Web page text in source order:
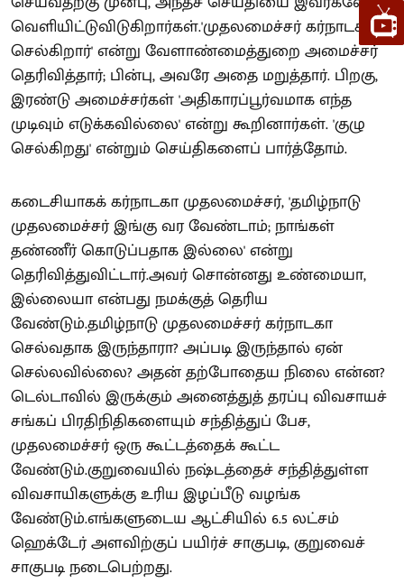
வெளியிட்டுவிடுகிறார்கள்.'முதலமைச்சர் கர்நாடகா
செல்கிறார்' என்று வேளாண்மைத்துறை அமைச்சர்
தெரிவித்தார்; பின்பு, அவரே அதை மறுத்தார். பிறகு,
இரண்டு அமைச்சர்கள் 'அதிகாரப்பூர்வமாக எந்த
முடிவும் எடுக்கவில்லை' என்று கூறினார்கள். 'குழு
செல்கிறது' என்றும் செய்திகளைப் பார்த்தோம்.
கடைசியாகக் கர்நாடகா முதலமைச்சர், 'தமிழ்நாடு
முதலமைச்சர் இங்கு வர வேண்டாம்; நாங்கள்
தண்ணீர் கொடுப்பதாக இல்லை' என்று
தெரிவித்துவிட்டார்.அவர் சொன்னது உண்மையா,
இல்லையா என்பது நமக்குத் தெரிய
வேண்டும்.தமிழ்நாடு முதலமைச்சர் கர்நாடகா
செல்வதாக இருந்தாரா? அப்படி இருந்தால் ஏன்
செல்லவில்லை? அதன் தற்போதைய நிலை என்ன?
டெல்டாவில் இருக்கும் அனைத்துத் தரப்பு விவசாயச்
சங்கப் பிரதிநிதிகளையும் சந்தித்துப் பேச,
முதலமைச்சர் ஒரு கூட்டத்தைக் கூட்ட
வேண்டும்.குறுவையில் நஷ்டத்தைச் சந்தித்துள்ள
விவசாயிகளுக்கு உரிய இழப்பீடு வழங்க
வேண்டும்.எங்களுடைய ஆட்சியில் 6.5 லட்சம்
ஹெக்டேர் அளவிற்குப் பயிர்ச் சாகுபடி, குறுவைச்
சாகுபடி நடைபெற்றது.